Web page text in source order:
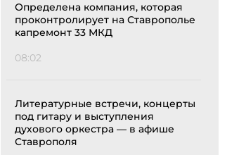
Определена компания, которая
проконтролирует на Ставрополье
капремонт 33 МКД
08:02
Литературные встречи, концерты
под гитару и выступления
духового оркестра — в афише
Ставрополя